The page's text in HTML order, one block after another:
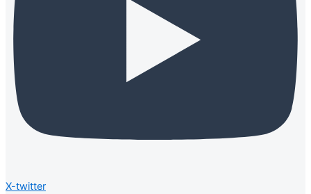
X-twitter